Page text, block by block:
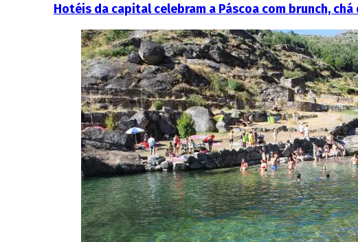
Hotéis da capital celebram a Páscoa com brunch,